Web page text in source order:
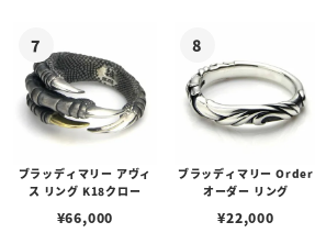
ブラッディマリー アヴィ
ス リング K18クロー
¥66,000
ブラッディマリー Order
オーダー リング
¥22,000